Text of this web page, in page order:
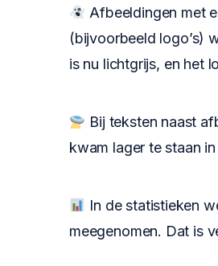
Afbeeldingen met
(bijvoorbeeld logo’s)
is nu lichtgrijs, en het
Bij teksten naast
kwam lager te staan
In de statistieken
meegenomen. Dat is